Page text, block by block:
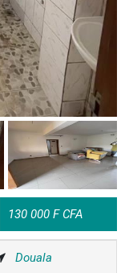
130 000 F CFA
Douala